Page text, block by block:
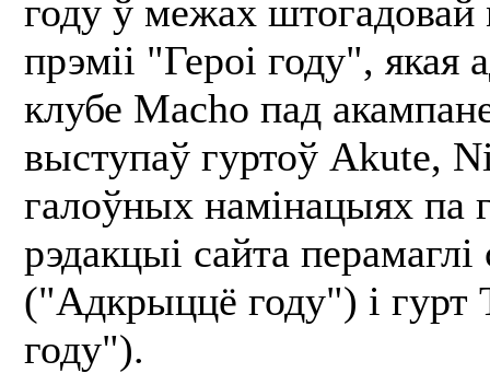
году ў межах
прэміі "Героі году", якая
клубе Macho пад
выступаў гуртоў Akute,
галоўных намінацыях па
рэдакцыі сайта
("Адкрыццё году") і гурт
году").